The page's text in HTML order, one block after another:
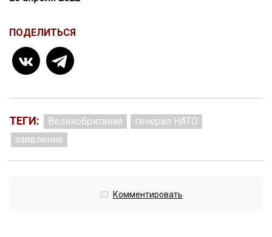
ПОДЕЛИТЬСЯ
ТЕГИ: Великобритания
генерал НАТО
заявление
Комментировать